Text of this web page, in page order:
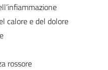
calore e del dolore
rossore